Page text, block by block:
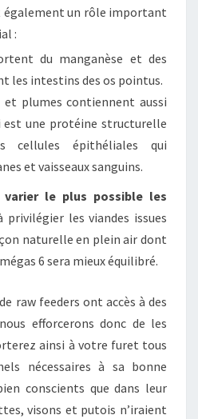
également un rôle important
:
du manganèse et des
les intestins des os pointus.
et plumes contiennent aussi
est une protéine structurelle
cellules épithéliales qui
et vaisseaux sanguins.
varier le plus possible les
privilégier les viandes issues
naturelle en plein air dont
6 sera mieux équilibré.
raw feeders ont accès à des
efforcerons donc de les
ainsi à votre furet tous
nécessaires à sa bonne
conscients que dans leur
visons et putois n’iraient